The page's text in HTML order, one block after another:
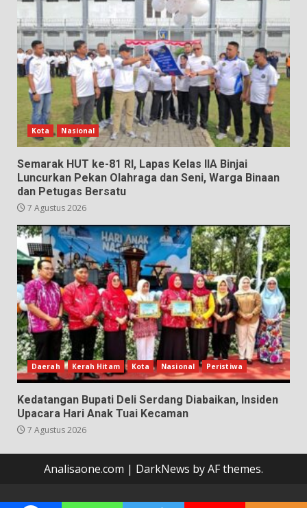
Kota Nasional
Semarak HUT ke-81 RI, Lapas Kelas IIA Binjai
Luncurkan Pekan Olahraga dan Seni, Warga Binaan
dan Petugas Bersatu
7 Agustus 2026
Daerah Kerah Hitam Kota Nasional Peristiwa
Kedatangan Bupati Deli Serdang Diabaikan, Insiden
Upacara Hari Anak Tuai Kecaman
7 Agustus 2026
Analisaone.com | DarkNews by AF themes.